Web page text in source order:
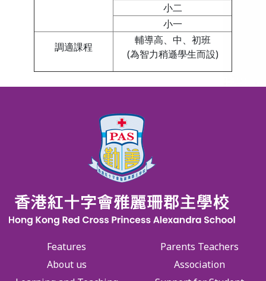
小二
小一
調適課程
輔導高、中、初班
(為智力稍遜學生而設)
Features
About us
Parents Teachers
Association